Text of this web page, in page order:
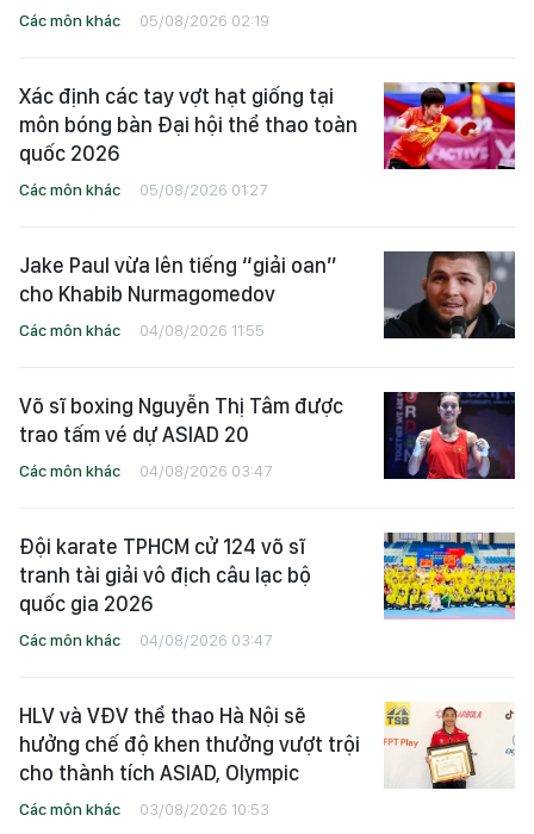
Các môn khác 05/08/2026 02:19
Xác định các tay vợt hạt giống tại
môn bóng bàn Đại hội thể thao toàn
quốc 2026
Các môn khác 05/08/2026 01:27
Jake Paul vừa lên tiếng “giải oan”
cho Khabib Nurmagomedov
Các môn khác 04/08/2026 11:55
Võ sĩ boxing Nguyễn Thị Tâm được
trao tấm vé dự ASIAD 20
Các môn khác 04/08/2026 03:47
Đội karate TPHCM cử 124 võ sĩ
tranh tài giải vô địch câu lạc bộ
quốc gia 2026
Các môn khác 04/08/2026 03:47
HLV và VĐV thể thao Hà Nội sẽ
hưởng chế độ khen thưởng vượt trội
cho thành tích ASIAD, Olympic
Các môn khác 03/08/2026 10:53